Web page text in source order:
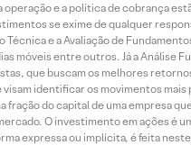
operação e a política de cobrança
se exime de qualquer
Técnica e a Avaliação de
móveis entre outros. Já a Análise
que buscam os melhores
identificar os movimentos mais
fração do capital de uma empresa
O investimento em ações é
expressa ou implícita, é feita